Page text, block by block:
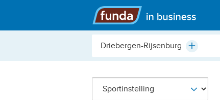
Hoofdmenu
Plaats,
etc.
Plus